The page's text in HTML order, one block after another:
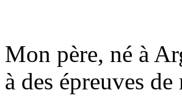
Mon père, né à
à des épreuves